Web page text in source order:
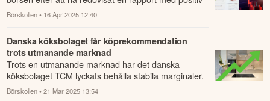
tillväxt och förbättrade marginaler.
Börskollen • 16 Apr 2025 12:40
Danska köksbolaget får köprekommendation
trots utmanande marknad
Trots en utmanande marknad har det danska
köksbolaget TCM lyckats behålla stabila marginaler.
Börskollen • 21 Mar 2025 13:54